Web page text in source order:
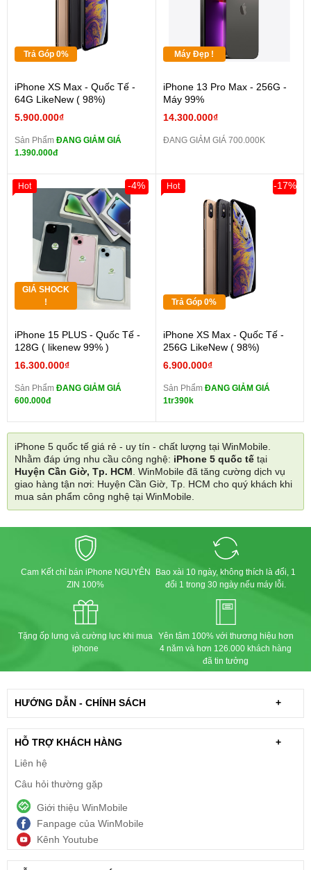
Trả Góp 0%
iPhone XS Max - Quốc Tế -
64G LikeNew ( 98%)
5.900.000₫
Sản Phẩm ĐANG GIẢM GIÁ
1.390.000đ
Máy Đẹp !
iPhone 13 Pro Max - 256G -
Máy 99%
14.300.000₫
ĐANG GIẢM GIÁ 700.000K
GIÁ SHOCK
!
iPhone 15 PLUS - Quốc Tế -
128G ( likenew 99% )
16.300.000₫
-4%
Sản Phẩm ĐANG GIẢM GIÁ
600.000đ
Hot
Trả Góp 0%
iPhone XS Max - Quốc Tế -
256G LikeNew ( 98%)
6.900.000₫
-17%
Sản Phẩm ĐANG GIẢM GIÁ
1tr390k
Hot
iPhone 5 quốc tế giá rẻ - uy tín - chất lượng tại WinMobile.
Nhằm đáp ứng nhu cầu công nghệ: iPhone 5 quốc tế tại
Huyện Cần Giờ, Tp. HCM. WinMobile đã tăng cường dịch vụ
giao hàng tận nơi: Huyện Cần Giờ, Tp. HCM cho quý khách khi
mua sản phẩm công nghệ tại WinMobile.
Cam Kết chỉ bán iPhone NGUYÊN
ZIN 100%
Bao xài 10 ngày, không thích là đổi, 1
đổi 1 trong 30 ngày nếu máy lỗi.
Tặng ốp lưng và cường lực khi mua
iphone
Yên tâm 100% với thương hiệu hơn
4 năm và hơn 126.000 khách hàng
đã tin tưởng
HƯỚNG DẪN - CHÍNH SÁCH +
HỖ TRỢ KHÁCH HÀNG
+
Liên hệ
Câu hỏi thường gặp
Giới thiệu WinMobile
Fanpage của WinMobile
Kênh Youtube